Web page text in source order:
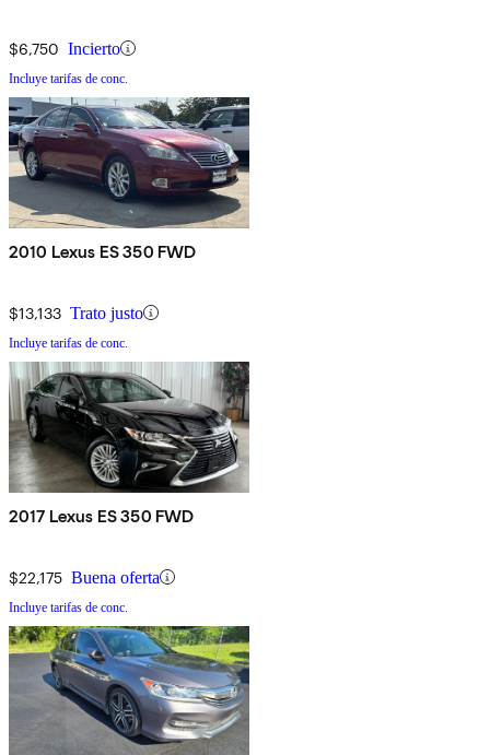
$6,750 Incierto
Incluye tarifas de conc.
2010 Lexus ES 350 FWD
$13,133 Trato justo
Incluye tarifas de conc.
2017 Lexus ES 350 FWD
$22,175 Buena oferta
Incluye tarifas de conc.